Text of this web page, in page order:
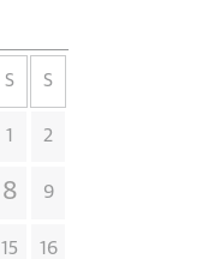
S S
1 2
8 9
15 16